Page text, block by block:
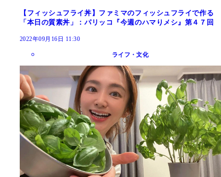
【フィッシュフライ丼】ファミマのフィッシュフライで作る
「本日の質素丼」：パリッコ『今週のハマりメシ』第４７回
2022年09月16日 11:30
ライフ・文化